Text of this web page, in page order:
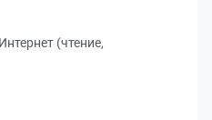
(чтение,